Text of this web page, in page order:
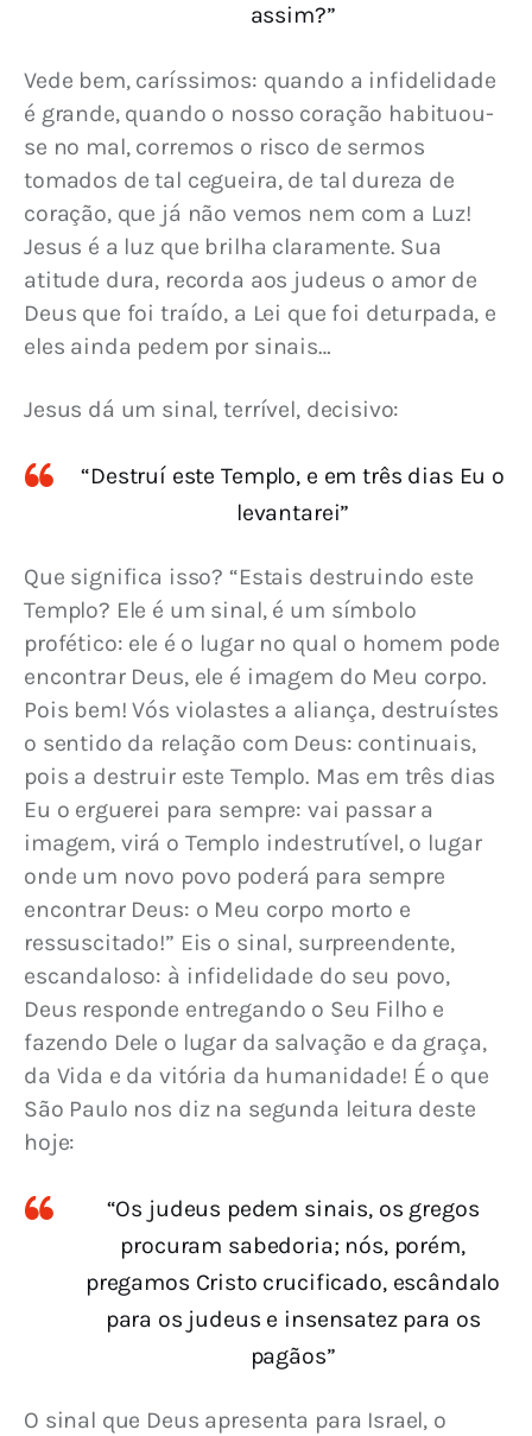
assim?”
Vede bem, caríssimos: quando a infidelidade
é grande, quando o nosso coração habituou-
se no mal, corremos o risco de sermos
tomados de tal cegueira, de tal dureza de
coração, que já não vemos nem com a Luz!
Jesus é a luz que brilha claramente. Sua
atitude dura, recorda aos judeus o amor de
Deus que foi traído, a Lei que foi deturpada, e
eles ainda pedem por sinais…
Jesus dá um sinal, terrível, decisivo:
“Destruí este Templo, e em três dias Eu o
levantarei”
Que significa isso? “Estais destruindo este
Templo? Ele é um sinal, é um símbolo
profético: ele é o lugar no qual o homem pode
encontrar Deus, ele é imagem do Meu corpo.
Pois bem! Vós violastes a aliança, destruístes
o sentido da relação com Deus: continuais,
pois a destruir este Templo. Mas em três dias
Eu o erguerei para sempre: vai passar a
imagem, virá o Templo indestrutível, o lugar
onde um novo povo poderá para sempre
encontrar Deus: o Meu corpo morto e
ressuscitado!” Eis o sinal, surpreendente,
escandaloso: à infidelidade do seu povo,
Deus responde entregando o Seu Filho e
fazendo Dele o lugar da salvação e da graça,
da Vida e da vitória da humanidade! É o que
São Paulo nos diz na segunda leitura deste
hoje:
“Os judeus pedem sinais, os gregos
procuram sabedoria; nós, porém,
pregamos Cristo crucificado, escândalo
para os judeus e insensatez para os
pagãos”
O sinal que Deus apresenta para Israel, o